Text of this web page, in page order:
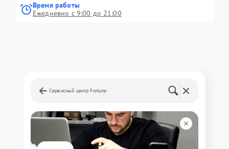
Время работы
Ежедневно с 9:00 до 21:00
Сервисный центр Fortuna